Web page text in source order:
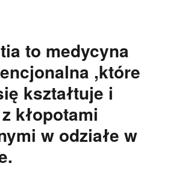
to medycyna
,które
kształtuje i
kłopotami
w odziałe w